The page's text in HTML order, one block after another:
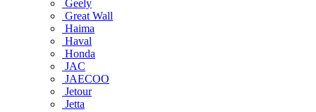
Geely
Great Wall
Haima
Haval
Honda
JAC
JAECOO
Jetour
Jetta